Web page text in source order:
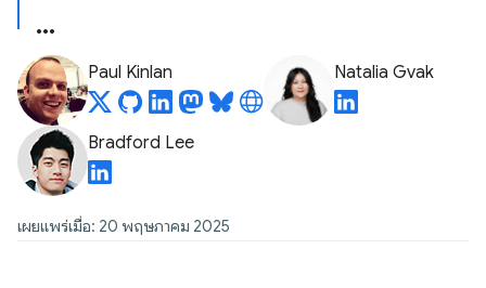
Paul Kinlan Natalia Gvak
Bradford Lee
เผยแพร่เมื่อ: 20 พฤษภาคม 2025